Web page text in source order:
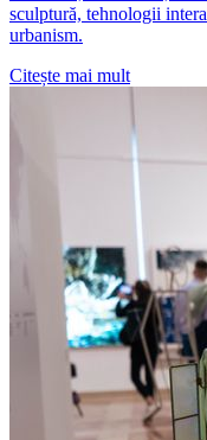
sculptură, tehnologii
urbanism.
Citește mai mult